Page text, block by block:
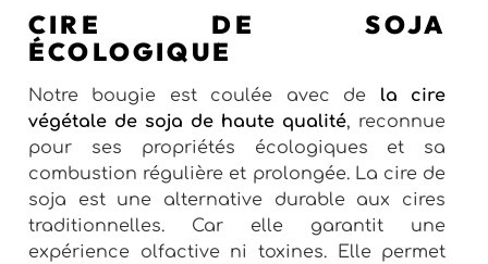
CIRE DE SOJA
ÉCOLOGIQUE
Notre bougie est coulée avec de la cire
végétale de soja de haute qualité, reconnue
pour ses propriétés écologiques et sa
combustion régulière et prolongée. La cire de
soja est une alternative durable aux cires
traditionnelles. Car elle garantit une
expérience olfactive ni toxines. Elle permet